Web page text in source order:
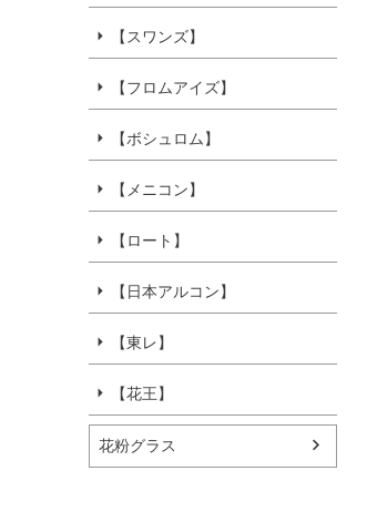
【スワンズ】
【フロムアイズ】
【ボシュロム】
【メニコン】
【ロート】
【日本アルコン】
【東レ】
【花王】
花粉グラス